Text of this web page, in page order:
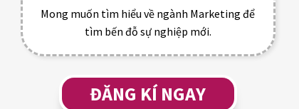
ĐĂNG KÍ NGAY
Mong muốn tìm hiểu về ngành Marketing để
tìm bến đỗ sự nghiệp mới.